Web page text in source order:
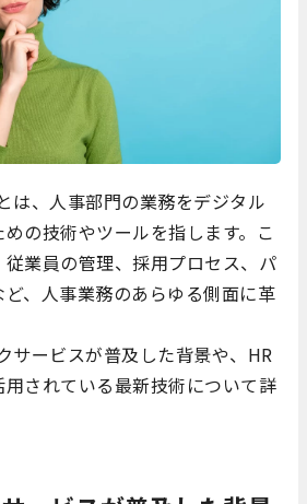
は、人事部門の業務をデジタル
の技術やツールを指します。こ
業員の管理、採用プロセス、パ
、人事業務のあらゆる側面に革
サービスが普及した背景や、HR
されている最新技術について詳